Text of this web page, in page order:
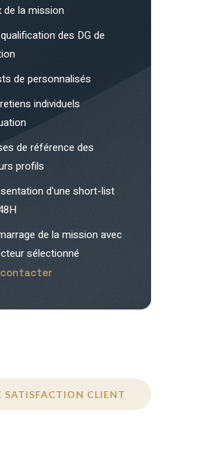
de la mission
des DG de
de personnalisés
individuels
de référence des
profils
d'une short-list
de la mission avec
sélectionné
contacter
SATISFACTION CLIENT